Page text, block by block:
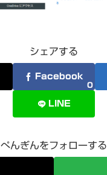
シェアする
Facebook
0
LINE
ぺんぎんをフォローする